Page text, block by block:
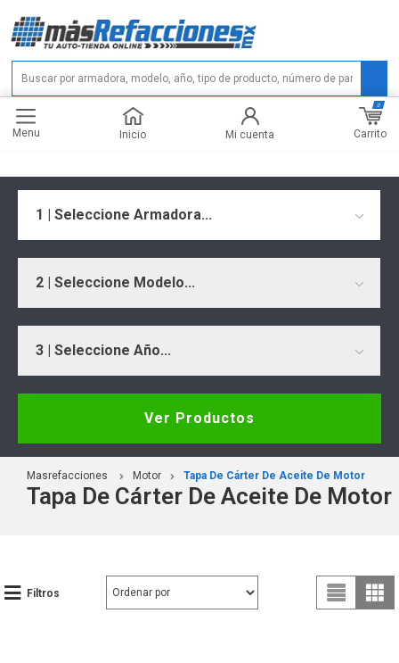
Menu Inicio Mi cuenta Carrito
0
1 | Seleccione Armadora...
2 | Seleccione Modelo...
3 | Seleccione Año...
Ver Productos
Masrefacciones Motor Tapa De Cárter De Aceite De Motor
Tapa De Cárter De Aceite De Motor
Filtros